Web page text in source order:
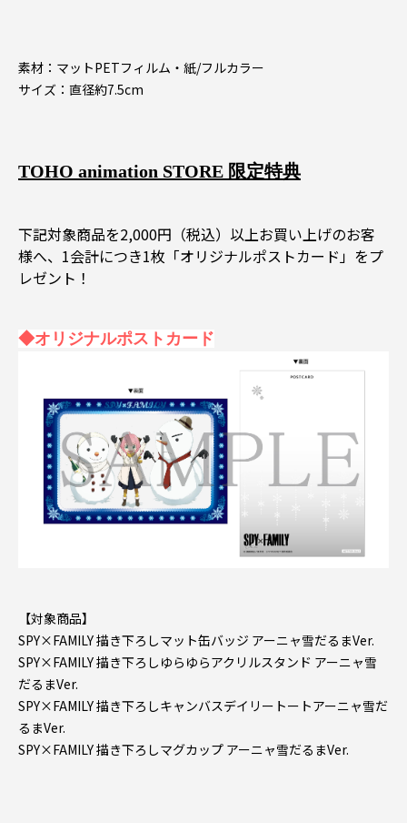
素材：マットPETフィルム・紙/フルカラー
サイズ：直径約7.5cm
TOHO animation STORE 限定特典
下記対象商品を2,000円（税込）以上お買い上げのお客
様へ、1会計につき1枚「オリジナルポストカード」をプ
レゼント！
◆オリジナルポストカード
【対象商品】
SPY×FAMILY 描き下ろしマット缶バッジ アーニャ雪だるまVer.
SPY×FAMILY 描き下ろしゆらゆらアクリルスタンド アーニャ雪
だるまVer.
SPY×FAMILY 描き下ろしキャンバスデイリートートアーニャ雪だ
るまVer.
SPY×FAMILY 描き下ろしマグカップ アーニャ雪だるまVer.